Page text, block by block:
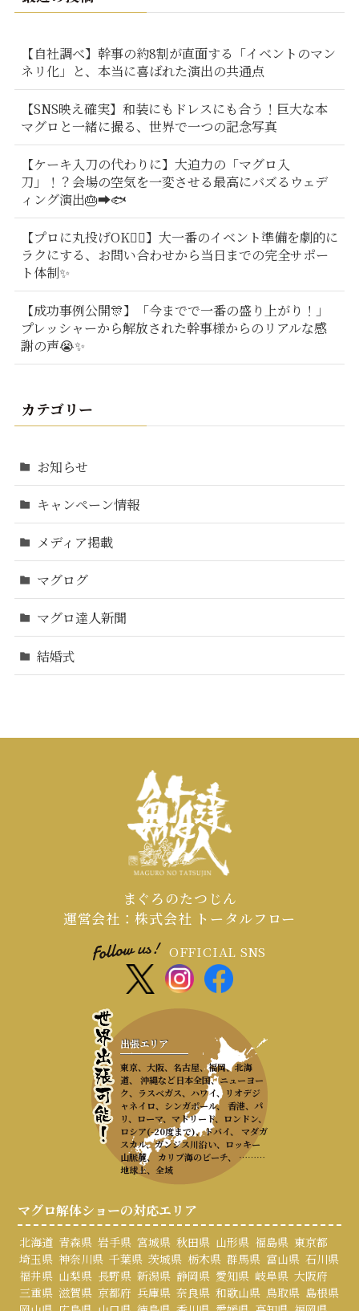
【自社調べ】幹事の約8割が直面する「イベントのマン
ネリ化」と、本当に喜ばれた演出の共通点
【SNS映え確実】和装にもドレスにも合う！巨大な本
マグロと一緒に撮る、世界で一つの記念写真
【ケーキ入刀の代わりに】大迫力の「マグロ入
刀」！？会場の空気を一変させる最高にバズるウェデ
ィング演出🎂➡️🐟
【プロに丸投げOK🙆‍♂️】大一番のイベント準備を劇的に
ラクにする、お問い合わせから当日までの完全サポー
ト体制✨
【成功事例公開🎊】「今までで一番の盛り上がり！」
プレッシャーから解放された幹事様からのリアルな感
謝の声😭✨
カテゴリー
お知らせ
キャンペーン情報
メディア掲載
マグログ
マグロ達人新聞
結婚式
まぐろのたつじん
運営会社：株式会社 トータルフロー
OFFICIAL SNS
出張エリア
東京、大阪、名古屋、福岡、北海
道、 沖縄など日本全国、ニューヨー
ク、ラスベガス、ハワイ、リオデジ
ャネイロ、シンガポール、 香港、パ
リ、ローマ、マドリード、ロンドン、
ロシア(-20度まで)、ドバイ、 マダガ
スカル、ガンジス川沿い、ロッキー
山脈麓、 カリブ海のビーチ、 ………
地球上、全域
マグロ解体ショーの対応エリア
北海道 青森県 岩手県 宮城県 秋田県 山形県 福島県 東京都
埼玉県 神奈川県 千葉県 茨城県 栃木県 群馬県 富山県 石川県
福井県 山梨県 長野県 新潟県 静岡県 愛知県 岐阜県 大阪府
三重県 滋賀県 京都府 兵庫県 奈良県 和歌山県 鳥取県 島根県